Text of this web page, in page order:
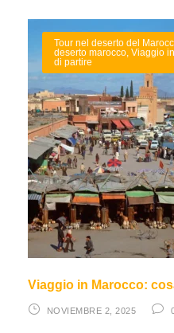
Tour nel deserto del
deserto marocco Viaggio
di partire
Viaggio in Marocco:
NOVIEMBRE 2, 2025